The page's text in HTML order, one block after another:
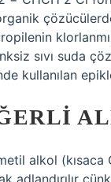
sıvı suda
kullanılan
alkol (kısaca
adlandırılır